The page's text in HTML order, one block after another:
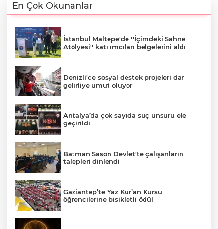
En Çok Okunanlar
İstanbul Maltepe'de ''İçimdeki Sahne
Atölyesi'' katılımcıları belgelerini aldı
Denizli'de sosyal destek projeleri dar
gelirliye umut oluyor
Antalya’da çok sayıda suç unsuru ele
geçirildi
Batman Sason Devlet'te çalışanların
talepleri dinlendi
Gaziantep’te Yaz Kur’an Kursu
öğrencilerine bisikletli ödül